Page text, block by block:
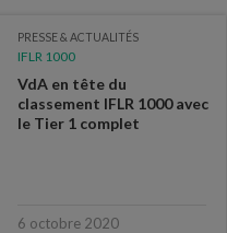
PRESSE & ACTUALITÉS
IFLR 1000
VdA en tête du
classement IFLR 1000 avec
le Tier 1 complet
6 octobre 2020